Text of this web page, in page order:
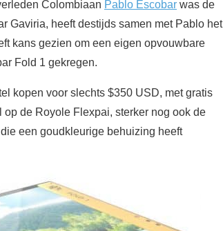
Colombiaan Pablo Escobar was de
Gaviria, heeft destijds samen met Pablo het
kans gezien om een eigen opvouwbare
Fold 1 gekregen.
kopen voor slechts $350 USD, met gratis
de Royole Flexpai, sterker nog ook de
een goudkleurige behuizing heeft